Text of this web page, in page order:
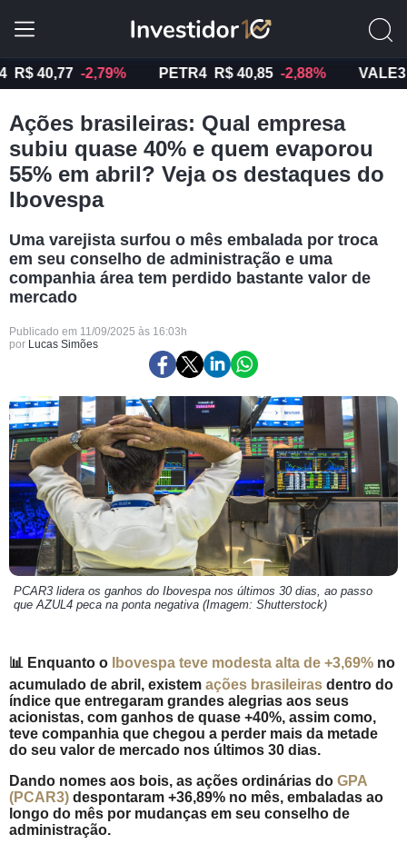
-2,79% PETR4 R$ 40,85 -2,88% VALE3 R$
Ações brasileiras: Qual empresa
subiu quase 40% e quem evaporou
55% em abril? Veja os destaques do
Ibovespa
Uma varejista surfou o mês embalada por troca
em seu conselho de administração e uma
companhia área tem perdido bastante valor de
mercado
Publicado em 11/09/2025 às 16:03h
por Lucas Simões
PCAR3 lidera os ganhos do Ibovespa nos últimos 30 dias, ao passo
que AZUL4 peca na ponta negativa (Imagem: Shutterstock)
📊 Enquanto o Ibovespa teve modesta alta de +3,69% no
acumulado de abril, existem ações brasileiras dentro do
índice que entregaram grandes alegrias aos seus
acionistas, com ganhos de quase +40%, assim como,
teve companhia que chegou a perder mais da metade
do seu valor de mercado nos últimos 30 dias.
Dando nomes aos bois, as ações ordinárias do GPA
(PCAR3) despontaram +36,89% no mês, embaladas ao
longo do mês por mudanças em seu conselho de
administração.